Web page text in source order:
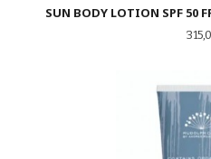
SUN BODY LOTION SPF 50
Pris